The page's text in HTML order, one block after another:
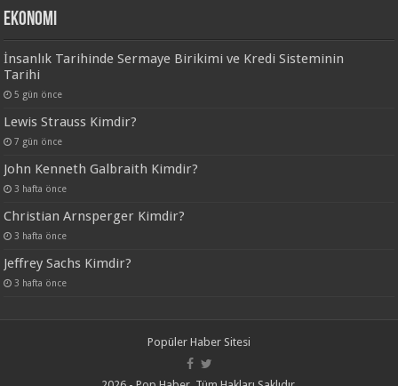
Ekonomi
İnsanlık Tarihinde Sermaye Birikimi ve Kredi Sisteminin
Tarihi
5 gün önce
Lewis Strauss Kimdir?
7 gün önce
John Kenneth Galbraith Kimdir?
3 hafta önce
Christian Arnsperger Kimdir?
3 hafta önce
Jeffrey Sachs Kimdir?
3 hafta önce
Popüler Haber Sitesi